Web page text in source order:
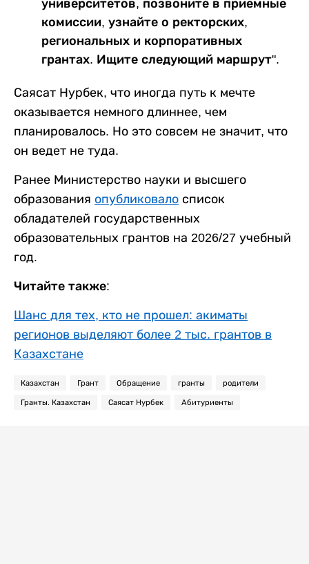
университетов, позвоните в приемные
комиссии, узнайте о ректорских,
региональных и корпоративных
грантах. Ищите следующий маршрут".
Саясат Нурбек, что иногда путь к мечте
оказывается немного длиннее, чем
планировалось. Но это совсем не значит, что
он ведет не туда.
Ранее Министерство науки и высшего
образования опубликовало список
обладателей государственных
образовательных грантов на 2026/27 учебный
год.
Читайте также:
Шанс для тех, кто не прошел: акиматы
регионов выделяют более 2 тыс. грантов в
Казахстане
Казахстан Грант Обращение гранты родители
Гранты. Казахстан Саясат Нурбек Абитуриенты